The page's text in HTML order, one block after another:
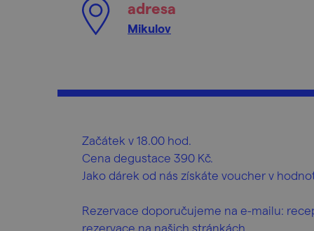
adresa
Mikulov
Začátek v 18.00 hod.
Cena degustace 390 Kč.
Jako dárek od nás získáte voucher v
Rezervace doporučujeme na e-mailu:
rezervace na našich stránkách.